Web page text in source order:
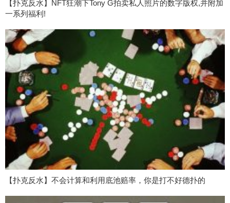
【扑克反水】NFT狂潮下Tony G拍卖私人照片的数字版权,并附加
一系列福利!
【扑克反水】不会计算和利用底池赔率，你是打不好德扑的